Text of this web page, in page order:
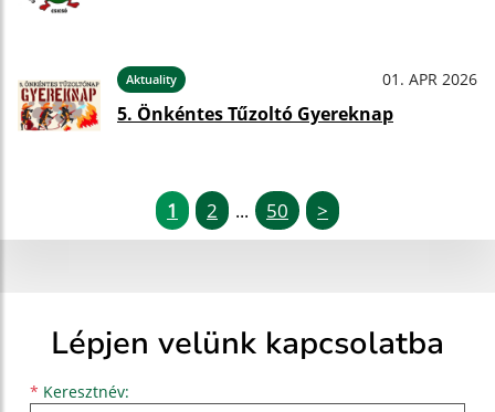
Aktuality 01. APR 2026
5. Önkéntes Tűzoltó Gyereknap
1 2 ... 50 >
Lépjen velünk kapcsolatba
* Keresztnév:
Keresztnév
Vezetéknév
E-mail cím